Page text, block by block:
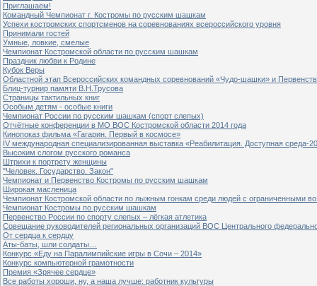
Приглашаем!
Командный Чемпионат г. Костромы по русским шашкам
Успехи костромских спортсменов на соревнованиях всероссийского уровня
Принимали гостей
Умные, ловкие, смелые
Чемпионат Костромской области по русским шашкам
Праздник любви к Родине
Кубок Веры
Областной этап Всероссийских командных соревнований «Чудо-шашки» и
Блиц-турнир памяти В.Н.Трусова
Страницы тактильных книг
Особым детям - особые книги
Чемпионат России по русским шашкам (спорт слепых)
Отчётные конференции в МО ВОС Костромской области 2014 года
Кинопоказ фильма «Гагарин. Первый в космосе»
IV международная специализированная выставка «Реабилитация. Доступная среда-
Высоким слогом русского романса
Штрихи к портрету женщины
"Человек. Государство. Закон"
Чемпионат и Первенство Костромы по русским шашкам
Широкая масленица
Чемпионат Костромской области по лыжным гонкам среди людей с ограниченными
Чемпионат Костромы по русским шашкам
Первенство России по спорту слепых – лёгкая атлетика
Совещание руководителей региональных организаций ВОС Центрального
От сердца к сердцу
Аты-баты, шли солдаты…
Конкурс «Еду на Паралимпийские игры в Сочи – 2014»
Конкурс компьютерной грамотности
Премия «Зрячее сердце»
Все работы хороши, ну, а наша лучше: работник культуры